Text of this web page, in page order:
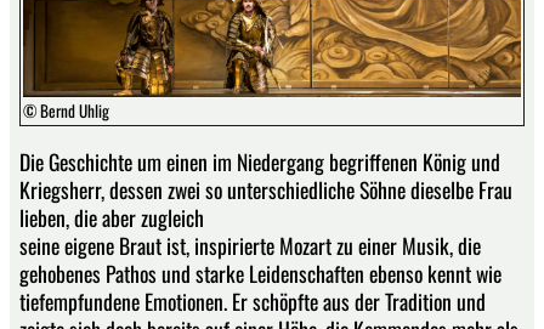
© Bernd Uhlig
Die Geschichte um einen im Niedergang begriffenen König und
Kriegsherr, dessen zwei so unterschiedliche Söhne dieselbe Frau
lieben, die aber zugleich
seine eigene Braut ist, inspirierte Mozart zu einer Musik, die
gehobenes Pathos und starke Leidenschaften ebenso kennt wie
tiefempfundene Emotionen. Er schöpfte aus der Tradition und